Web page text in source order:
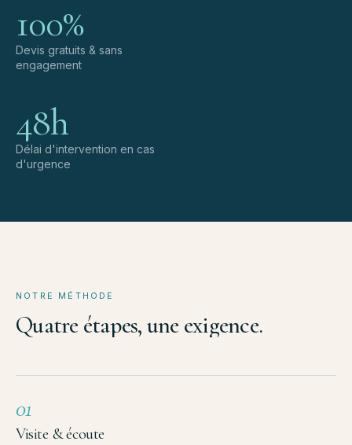
100%
Devis gratuits & sans
engagement
48h
Délai d'intervention en cas
d'urgence
NOTRE MÉTHODE
Quatre étapes,une exigence.
01
Visite & écoute